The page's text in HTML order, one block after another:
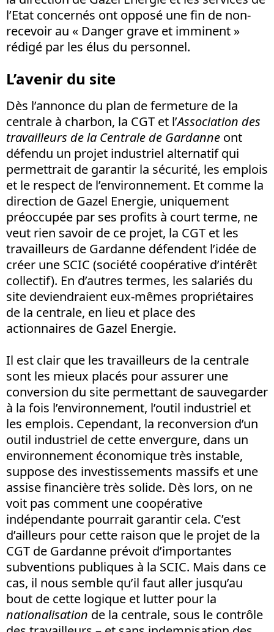
l’Etat concernés ont opposé une fin de non-
recevoir au « Danger grave et imminent »
rédigé par les élus du personnel.
L’avenir du site
Dès l’annonce du plan de fermeture de la
centrale à charbon, la CGT et l’Association des
travailleurs de la Centrale de Gardanne ont
défendu un projet industriel alternatif qui
permettrait de garantir la sécurité, les emplois
et le respect de l’environnement. Et comme la
direction de Gazel Energie, uniquement
préoccupée par ses profits à court terme, ne
veut rien savoir de ce projet, la CGT et les
travailleurs de Gardanne défendent l’idée de
créer une SCIC (société coopérative d’intérêt
collectif). En d’autres termes, les salariés du
site deviendraient eux-mêmes propriétaires
de la centrale, en lieu et place des
actionnaires de Gazel Energie.
Il est clair que les travailleurs de la centrale
sont les mieux placés pour assurer une
conversion du site permettant de sauvegarder
à la fois l’environnement, l’outil industriel et
les emplois. Cependant, la reconversion d’un
outil industriel de cette envergure, dans un
environnement économique très instable,
suppose des investissements massifs et une
assise financière très solide. Dès lors, on ne
voit pas comment une coopérative
indépendante pourrait garantir cela. C’est
d’ailleurs pour cette raison que le projet de la
CGT de Gardanne prévoit d’importantes
subventions publiques à la SCIC. Mais dans ce
cas, il nous semble qu’il faut aller jusqu’au
bout de cette logique et lutter pour la
nationalisation de la centrale, sous le contrôle